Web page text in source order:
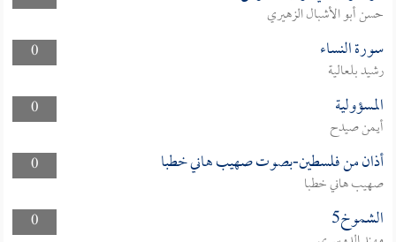
حسن أبو الأشبال الزهيري
0
سورة النساء
رشيد بلعالية
0
المسؤولية
أيمن صيدح
0
أذان من فلسطين-بصوت صهيب هاني خطبا
صهيب هاني خطبا
0
الشموخ5